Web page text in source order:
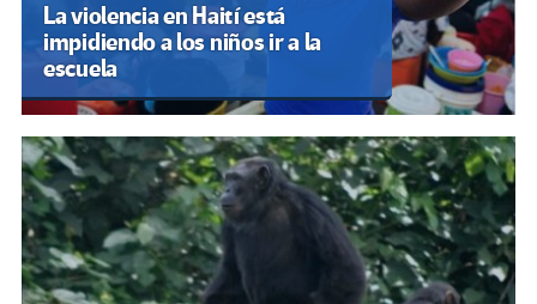
La violencia en Haití está
impidiendo a los niños ir a la
escuela